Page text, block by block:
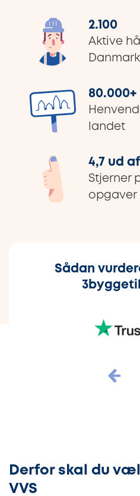
2.100
Aktive
80.000+
landet
4,7 ud
Stjerner
opgaver
Sådan
Derfor skal du
VVS